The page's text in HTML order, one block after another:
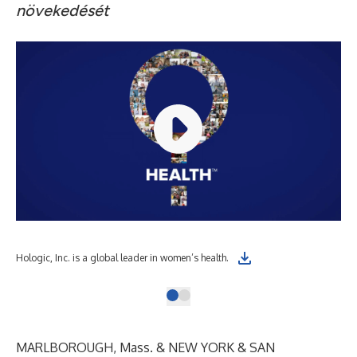
növekedését
Hologic, Inc. is a global leader in women’s health.
MARLBOROUGH, Mass. & NEW YORK & SAN